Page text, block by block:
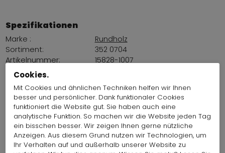
Spezifikationen
Marke :
Rundholz
Sortiment:
352 0704
Artikelnummer:
15828-1007
Farbe:
Material:
100% Baumwolle
Passform::
Gut
Länge:
60 cm
Land der Produktion:
China
Oberweite:
160 cm
Artikelgröße auf Foto
Größe S
Cookies.
Mit Cookies und ähnlichen Techniken helfen wir Ihnen
besser und persönlicher. Dank funktionaler Cookies
funktioniert die Website gut. Sie haben auch eine
analytische Funktion. So machen wir die Website jeden Tag
ein bisschen besser. Wir zeigen Ihnen gerne nützliche
Anzeigen. Aus diesem Grund nutzen wir Technologien, um
Ihr Verhalten auf und außerhalb unserer Website zu